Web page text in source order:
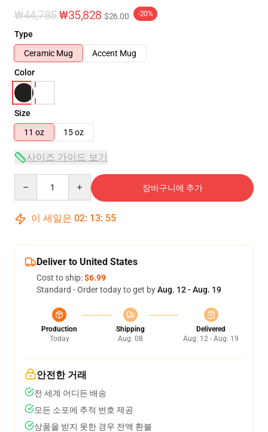
₩44,785₩35,828 $26.00 -20%
Type
Ceramic Mug
Accent Mug
Color
Size
11 oz
15 oz
사이즈 가이드 보기
장바구니에 추가
이 세일은 02: 13: 54
Deliver to United States
Cost to ship:$6.99
Standard - Order today to get byAug. 12 - Aug. 19
Production
Today
Shipping
Aug. 08
Delivered
Aug. 12 - Aug. 19
안전한 거래
전 세계 어디든 배송
모든 소포에 추적 번호 제공
상품을 받지 못한 경우 전액 환불